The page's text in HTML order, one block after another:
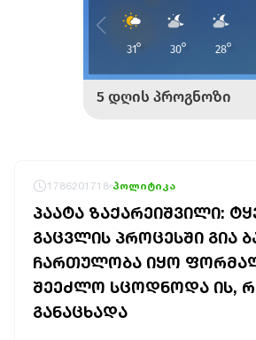
1786201718 პოლიტიკა
ᲞᲐᲐᲢᲐ ᲖᲐᲥᲐᲠᲔᲘᲨᲕᲘᲚᲘ:
ᲒᲐᲪᲕᲚᲘᲡ ᲞᲠᲝᲪᲔᲡᲨᲘ ᲒᲘᲐ
ᲩᲐᲠᲗᲣᲚᲝᲑᲐ ᲘᲧᲝ
ᲨᲔᲔᲫᲚᲝ ᲡᲪᲝᲓᲜᲝᲓᲐ ᲘᲡ,
ᲒᲐᲜᲐᲪᲮᲐᲓᲐ